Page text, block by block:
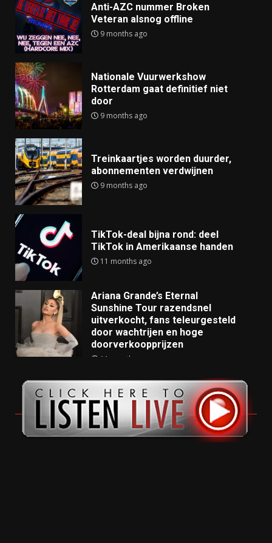
Anti-AZC nummer Broken
Veteran alsnog offline
9 months ago
Nationale Vuurwerkshow
Rotterdam gaat definitief niet
door
9 months ago
Treinkaartjes worden duurder,
abonnementen verdwijnen
9 months ago
TikTok-deal bijna rond: deel
TikTok in Amerikaanse handen
11 months ago
Ariana Grande’s Eternal
Sunshine Tour razendsnel
uitverkocht, fans teleurgesteld
door wachtrijen en hoge
doorverkoopprijzen
11 months ago